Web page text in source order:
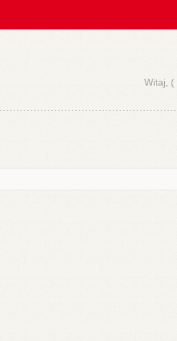
Witaj, (